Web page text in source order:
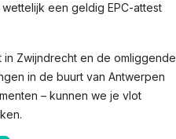
een geldig EPC-attest
in Zwijndrecht en de omliggende
in de buurt van Antwerpen
– kunnen we je vlot